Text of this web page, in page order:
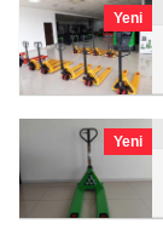
Yeni
Yeni